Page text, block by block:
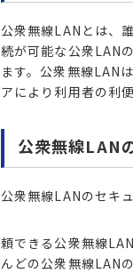
公衆無線LANとは、
続が可能な公衆LAN
ます。 公衆無線LAN
アにより利用者の利
公衆無線LAN
公衆無線LANのセキ
頼できる公衆無線
んどの公衆無線LAN